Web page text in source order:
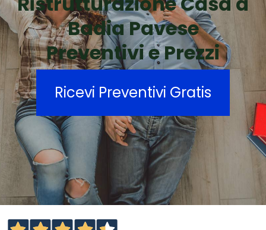
Badia Pavese
Preventivi e Prezzi
Ricevi Preventivi Gratis